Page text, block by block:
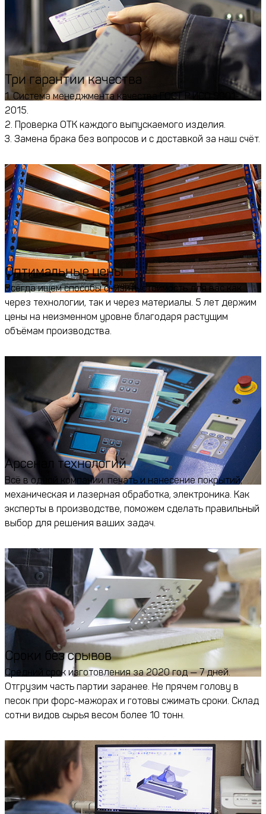
Три гарантии качества
1. Система менеджмента качества ГОСТ Р ИСО 9001-
2015.
2. Проверка ОТК каждого выпускаемого изделия.
3. Замена брака без вопросов и с доставкой за наш счёт.
Оптимальные цены
Всегда ищем способы снизить стоимость для вас как
через технологии, так и через материалы. 5 лет держим
цены на неизменном уровне благодаря растущим
объёмам производства.
Арсенал технологий
Всё в одной компании: печать и нанесение покрытий,
механическая и лазерная обработка, электроника. Как
эксперты в производстве, поможем сделать правильный
выбор для решения ваших задач.
Сроки без срывов
Средний срок изготовления за 2020 год — 7 дней.
Отгрузим часть партии заранее. Не прячем голову в
песок при форс-мажорах и готовы сжимать сроки. Склад
сотни видов сырья весом более 10 тонн.